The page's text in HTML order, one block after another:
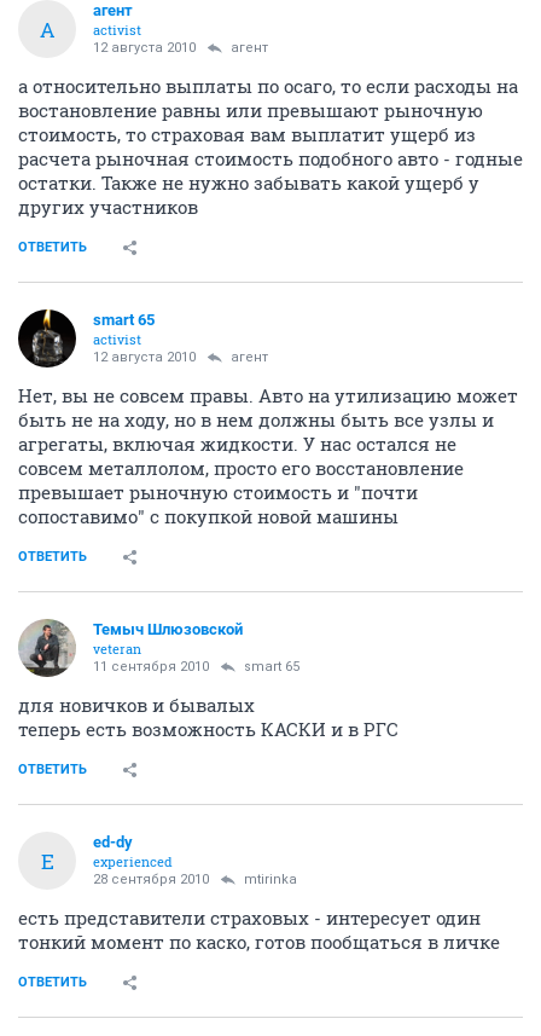
А
агент
activist
12 августа 2010 агент
а относительно выплаты по осаго, то если расходы на
востановление равны или превышают рыночную
стоимость, то страховая вам выплатит ущерб из
расчета рыночная стоимость подобного авто - годные
остатки. Также не нужно забывать какой ущерб у
других участников
ОТВЕТИТЬ
smart 65
activist
12 августа 2010 агент
Нет, вы не совсем правы. Авто на утилизацию может
быть не на ходу, но в нем должны быть все узлы и
агрегаты, включая жидкости. У нас остался не
совсем металлолом, просто его восстановление
превышает рыночную стоимость и "почти
сопоставимо" с покупкой новой машины
ОТВЕТИТЬ
Темыч Шлюзовской
veteran
11 сентября 2010 smart 65
для новичков и бывалых
теперь есть возможность КАСКИ и в РГС
ОТВЕТИТЬ
E
ed-dy
experienced
28 сентября 2010 mtirinka
есть представители страховых - интересует один
тонкий момент по каско, готов пообщаться в личке
ОТВЕТИТЬ